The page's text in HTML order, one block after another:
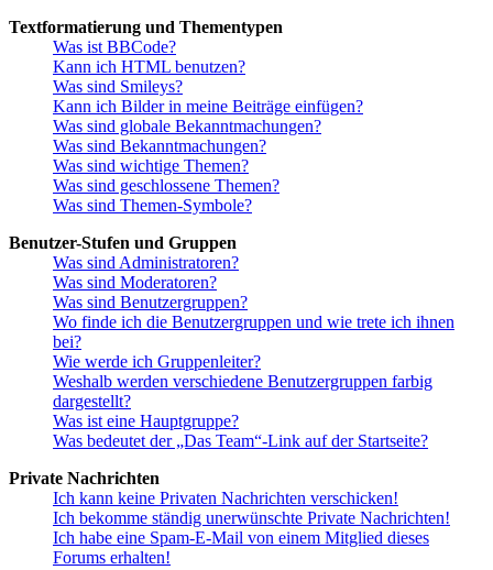
Textformatierung und Thementypen
Was ist BBCode?
Kann ich HTML benutzen?
Was sind Smileys?
Kann ich Bilder in meine Beiträge einfügen?
Was sind globale Bekanntmachungen?
Was sind Bekanntmachungen?
Was sind wichtige Themen?
Was sind geschlossene Themen?
Was sind Themen-Symbole?
Benutzer-Stufen und Gruppen
Was sind Administratoren?
Was sind Moderatoren?
Was sind Benutzergruppen?
Wo finde ich die Benutzergruppen und wie trete ich ihnen
bei?
Wie werde ich Gruppenleiter?
Weshalb werden verschiedene Benutzergruppen farbig
dargestellt?
Was ist eine Hauptgruppe?
Was bedeutet der „Das Team“-Link auf der Startseite?
Private Nachrichten
Ich kann keine Privaten Nachrichten verschicken!
Ich bekomme ständig unerwünschte Private Nachrichten!
Ich habe eine Spam-E-Mail von einem Mitglied dieses
Forums erhalten!